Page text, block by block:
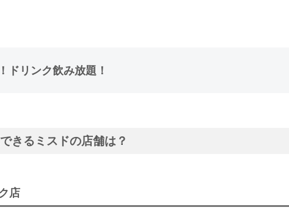
ドリンク飲み放題！
きるミスドの店舗は？
店